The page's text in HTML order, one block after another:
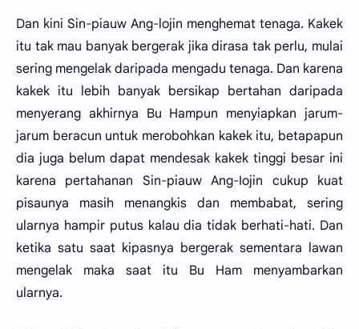
Dan kini Sin-piauw Ang-lojin menghemat tenaga. Kakek
itu tak mau banyak bergerak jika dirasa tak perlu, mulai
sering mengelak daripada mengadu tenaga. Dan karena
kakek itu lebih banyak bersikap bertahan daripada
menyerang akhirnya Bu Hampun menyiapkan jarum-
jarum beracun untuk merobohkan kakek itu, betapapun
dia juga belum dapat mendesak kakek tinggi besar ini
karena pertahanan Sin-piauw Ang-Iojin cukup kuat
pisaunya masih menangkis dan membabat, sering
ularnya hampir putus kalau dia tidak berhati-hati. Dan
ketika satu saat kipasnya bergerak sementara lawan
mengelak maka saat itu Bu Ham menyambarkan
ularnya.